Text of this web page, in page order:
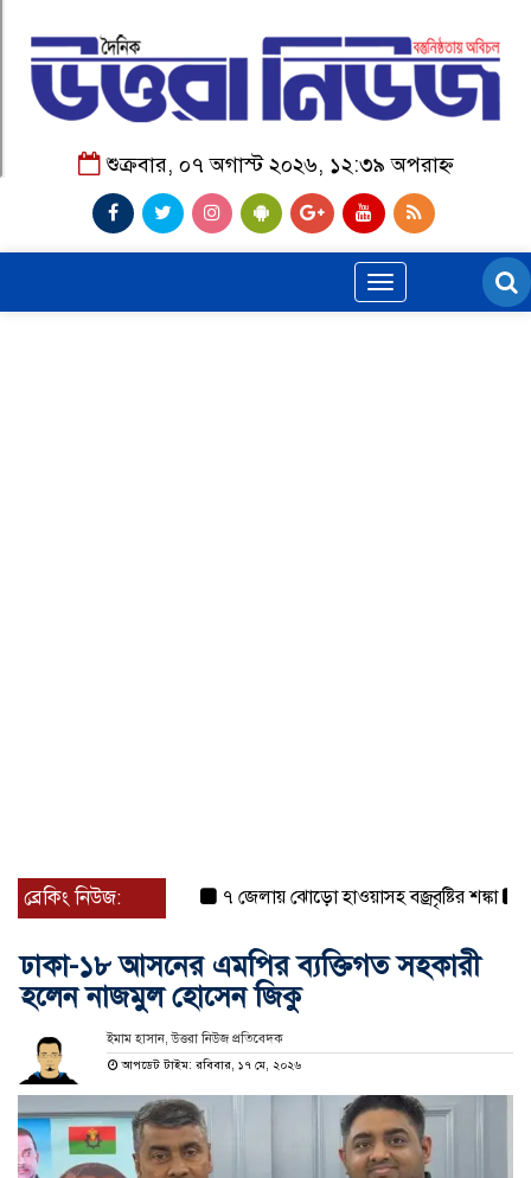
শুক্রবার, ০৭ অগাস্ট ২০২৬, ১২:৩৯ অপরাহ্ন
Toggle
navigation
ব্রেকিং নিউজ: ৭ জেলায় ঝোড়ো হাওয়াসহ বজ্রবৃষ্টির শঙ্কা বগুড়া
ঢাকা-১৮ আসনের এমপির ব্যক্তিগত সহকারী
হলেন নাজমুল হোসেন জিকু
ইমাম হাসান, উত্তরা নিউজ প্রতিবেদক
আপডেট টাইম: রবিবার, ১৭ মে, ২০২৬